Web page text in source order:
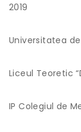
2019
Universitatea
Liceul Teoretic
IP Colegiul de